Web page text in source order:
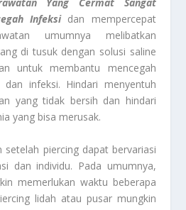
Yang Cermat Sangat
Infeksidan mempercepat
umumnya melibatkan
di tusuk dengan solusi saline
untuk membantu mencegah
dan infeksi. Hindari menyentuh
yang tidak bersih dan hindari
yang bisa merusak.
setelah piercing dapat bervariasi
dan individu. Pada umumnya,
memerlukan waktu beberapa
lidah atau pusar mungkin